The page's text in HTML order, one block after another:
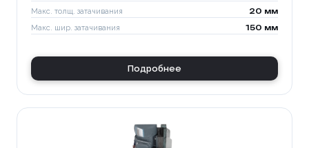
Макс. толщ. затачивания 20 мм
Макс. шир. затачивания 150 мм
Подробнее